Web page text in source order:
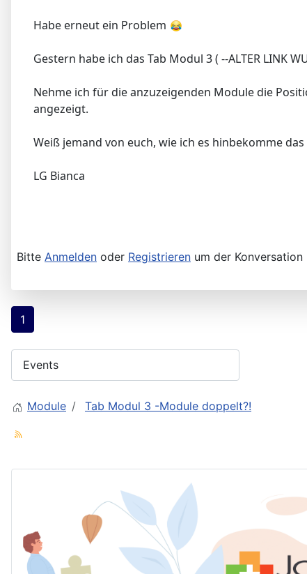
Habe erneut ein Problem
Gestern habe ich das Tab Modul 3 ( --ALTER LINK
Nehme ich für die anzuzeigenden Module die
angezeigt.
Weiß jemand von euch, wie ich es hinbekomme
LG Bianca
Bitte Anmelden oder Registrieren um der
1
Module Tab Modul 3 -Module doppelt?!